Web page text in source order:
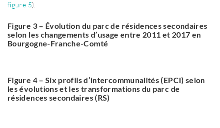
figure 5).
Figure 3 – Évolution du parc de résidences secondaires
selon les changements d’usage entre 2011 et 2017 en
Bourgogne-Franche-Comté
Figure 4 – Six profils d’intercommunalités (EPCI) selon
les évolutions et les transformations du parc de
résidences secondaires (RS)